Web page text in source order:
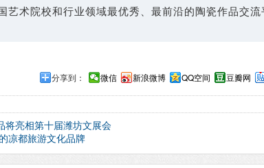
艺术院校和行业领域最优秀、最前沿的陶瓷作品交流
分享到： 微信 新浪微博 QQ空间 豆瓣网
将亮相第十届潍坊文展会
凉都旅游文化品牌